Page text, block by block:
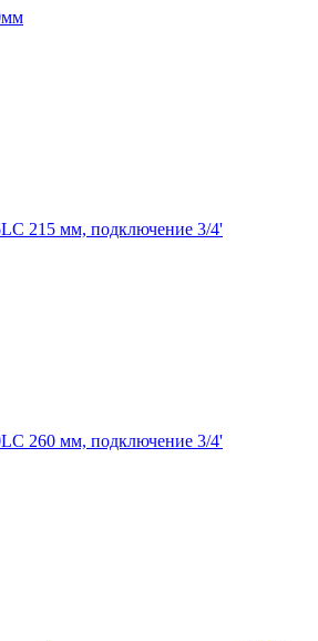
215 мм, подключение 3/4'
260 мм, подключение 3/4'